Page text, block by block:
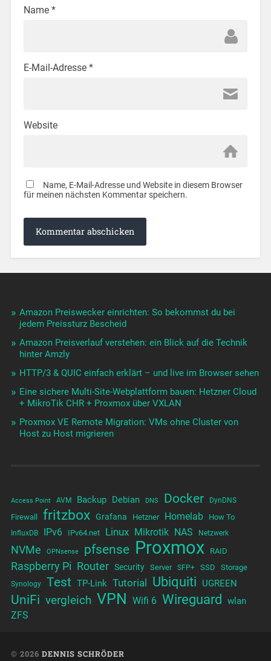
Name *
E-Mail-Adresse *
Website
Name, E-Mail-Adresse und Website in diesem Browser
für meinen nächsten Kommentar speichern.
Amazon Preiswecker einrichten: So bekommst du bei
jedem Preissturz Bescheid
Amazon Preisverlauf verstehen: ein Blick auf die Technik
hinter Amzly
HTTP/3 & QUIC einfach erklärt – und live im Browser sehen
Eine sichere Multi-Site-Webplattform bauen: Hetzner Cloud
+ MikroTik CHR + Proxmox über VXLAN
Proxmox VE Remote Migration: VMs ohne Cluster von
Host zu Host migrieren
Access Point AVM Backup Debian DNS Docker DynDNS
Firewall fritzbox Grafana Hetzner Homelab How To
InfluxDB IPv6 IPv64.net Linux Mikrotik NAS Netzwerk
NVMe OPNsense pfsense Proxmox RAID
Raspberry Pi Router Security Server SFP+ SSD Storage
Synology Test TP-Link Tutorial Ubiquiti UGREEN
UniFi vergleich VPN Wifi 6 Wireguard wlan
ZFS
© 2026 DENNIS SCHRÖDER